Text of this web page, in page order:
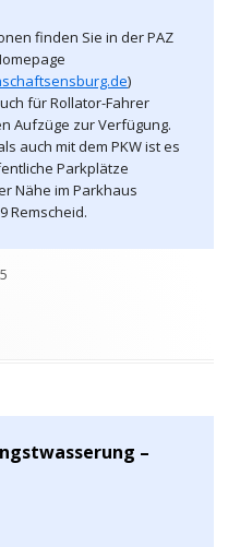
finden Sie in der PAZ
)
für Rollator-Fahrer
Aufzüge zur Verfügung.
auch mit dem PKW ist es
Parkplätze
Nähe im Parkhaus
Remscheid.
06.07.2025 – 56. Treffen der
–